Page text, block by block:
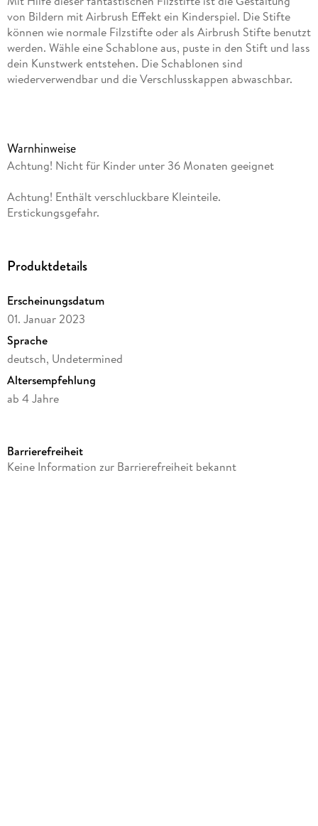
von Bildern mit Airbrush Effekt ein Kinderspiel. Die Stifte
können wie normale Filzstifte oder als Airbrush Stifte benutzt
werden. Wähle eine Schablone aus, puste in den Stift und lass
dein Kunstwerk entstehen. Die Schablonen sind
wiederverwendbar und die Verschlusskappen abwaschbar.
Blopens
Blopens sind magische Filzstifte! Einfach eine Schablone
Bild entsteht. Die Stifte können zusätzlich auch als normale
Marker verwendet werden.
Warnhinweise
Achtung! Nicht für Kinder unter 36 Monaten geeignet
Achtung! Enthält verschluckbare Kleinteile.
Erstickungsgefahr.
Produktdetails
Erscheinungsdatum
01. Januar 2023
Sprache
deutsch, Undetermined
Altersempfehlung
ab 4 Jahre
Verlag/Hersteller
Barrierefreiheit
Keine Information zur Barrierefreiheit bekannt